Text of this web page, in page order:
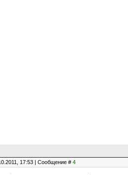
17:53 | Сообщение # 4